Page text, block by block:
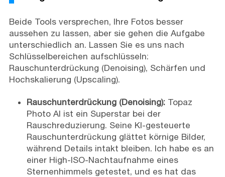
Beide Tools versprechen, Ihre Fotos besser
aussehen zu lassen, aber sie gehen die Aufgabe
unterschiedlich an. Lassen Sie es uns nach
Schlüsselbereichen aufschlüsseln:
Rauschunterdrückung (Denoising), Schärfen und
Hochskalierung (Upscaling).
Rauschunterdrückung (Denoising):Topaz
Photo AI ist ein Superstar bei der
Rauschreduzierung. Seine KI-gesteuerte
Rauschunterdrückung glättet körnige Bilder,
während Details intakt bleiben. Ich habe es an
einer High-ISO-Nachtaufnahme eines
Sternenhimmels getestet, und es hat das